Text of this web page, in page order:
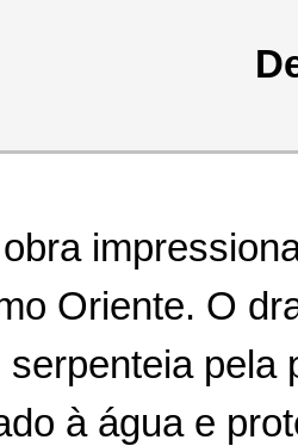
Oriente. O
serpenteia pela
à água e